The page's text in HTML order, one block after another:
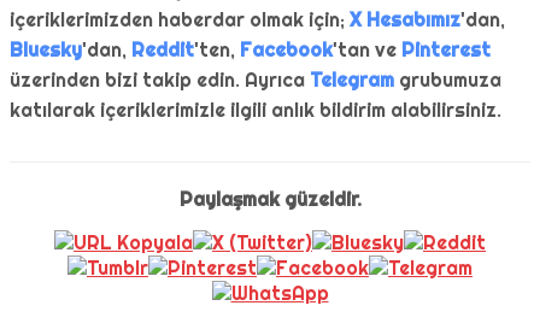
içeriklerimizden haberdar olmak için; X Hesabımız'dan,
Bluesky'dan, Reddit'ten, Facebook'tan ve Pinterest
üzerinden bizi takip edin. Ayrıca Telegram grubumuza
katılarak içeriklerimizle ilgili anlık bildirim alabilirsiniz.
Paylaşmak güzeldir.